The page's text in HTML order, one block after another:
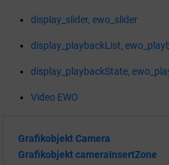
display_slider, ewo_slider
display_playbackList,
display_playbackState,
Video EWO
Grafikobjekt Camera
Grafikobjekt cameraInsertZone